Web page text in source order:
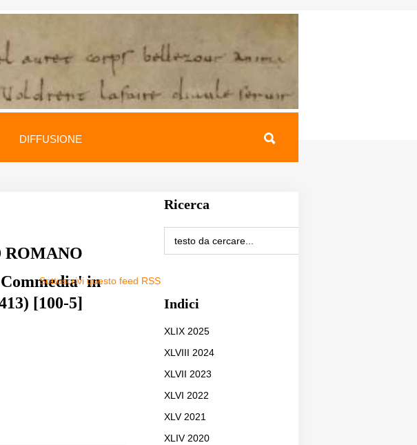
DIFFUSIONE
ROMANO
Sottoscrivi questo feed RSS
in
[100-5]
Ricerca
Indici
XLIX 2025
XLVIII 2024
XLVII 2023
XLVI 2022
XLV 2021
XLIV 2020